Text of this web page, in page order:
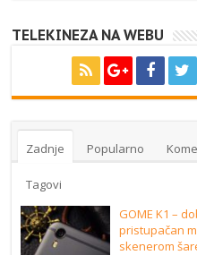
TELEKINEZA NA WEBU
Zadnje Popularno
Tagovi
GOME K1 –
pristupačan
skenerom